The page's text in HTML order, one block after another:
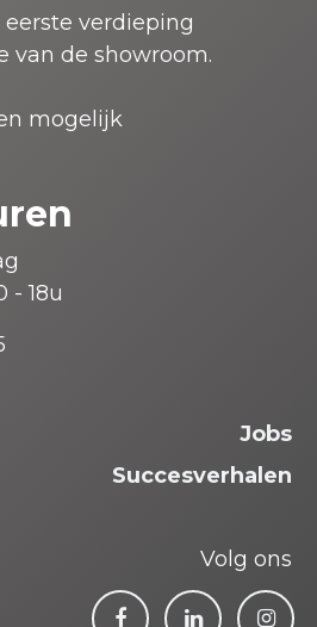
verdieping
van de showroom.
mogelijk
- 18u
Jobs
Succesverhalen
Volg ons